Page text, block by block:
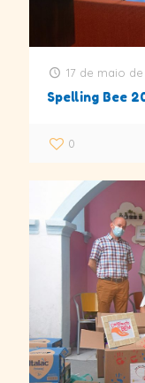
17 de maio de
Spelling Bee
0